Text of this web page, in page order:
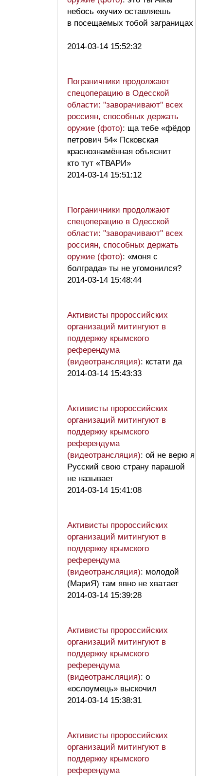
небось «кучи» оставляешь
в посещаемых тобой заграницах
2014-03-14 15:52:32
Пограничники продолжают
спецоперацию в Одесской
области: "заворачивают" всех
россиян, способных держать
оружие (фото): ща тебе «фёдор
петрович 54« Псковская
краснознамённая объяснит
кто тут «ТВАРИ»
2014-03-14 15:51:12
Пограничники продолжают
спецоперацию в Одесской
области: "заворачивают" всех
россиян, способных держать
оружие (фото): «моня с
болграда» ты не угомонился?
2014-03-14 15:48:44
Активисты пророссийских
организаций митингуют в
поддержку крымского
референдума
(видеотрансляция): кстати да
2014-03-14 15:43:33
Активисты пророссийских
организаций митингуют в
поддержку крымского
референдума
(видеотрансляция): ой не верю я
Русский свою страну парашой
не называет
2014-03-14 15:41:08
Активисты пророссийских
организаций митингуют в
поддержку крымского
референдума
(видеотрансляция): молодой
(МариЯ) там явно не хватает
2014-03-14 15:39:28
Активисты пророссийских
организаций митингуют в
поддержку крымского
референдума
(видеотрансляция): о
«ослоумець» выскочил
2014-03-14 15:38:31
Активисты пророссийских
организаций митингуют в
поддержку крымского
референдума